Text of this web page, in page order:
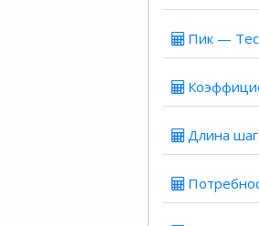
Пик —
Длина